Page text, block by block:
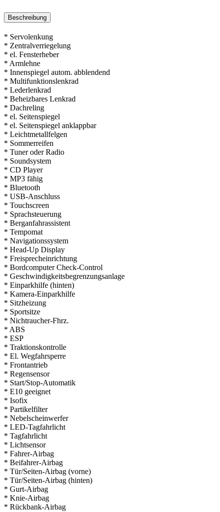
Beschreibung
* Servolenkung
* Zentralverriegelung
* el. Fensterheber
* Armlehne
* Innenspiegel autom. abblendend
* Multifunktionslenkrad
* Lederlenkrad
* Beheizbares Lenkrad
* Dachreling
* el. Seitenspiegel
* el. Seitenspiegel anklappbar
* Leichtmetallfelgen
* Sommerreifen
* Tuner oder Radio
* Soundsystem
* CD Player
* MP3 fähig
* Bluetooth
* USB-Anschluss
* Touchscreen
* Sprachsteuerung
* Berganfahrassistent
* Tempomat
* Navigationssystem
* Head-Up Display
* Freisprecheinrichtung
* Bordcomputer Check-Control
* Geschwindigkeitsbegrenzungsanlage
* Einparkhilfe (hinten)
* Kamera-Einparkhilfe
* Sitzheizung
* Sportsitze
* Nichtraucher-Fhrz.
* ABS
* ESP
* Traktionskontrolle
* El. Wegfahrsperre
* Frontantrieb
* Regensensor
* Start/Stop-Automatik
* E10 geeignet
* Isofix
* Partikelfilter
* Nebelscheinwerfer
* LED-Tagfahrlicht
* Tagfahrlicht
* Lichtsensor
* Fahrer-Airbag
* Beifahrer-Airbag
* Tür/Seiten-Airbag (vorne)
* Tür/Seiten-Airbag (hinten)
* Gurt-Airbag
* Knie-Airbag
* Rückbank-Airbag